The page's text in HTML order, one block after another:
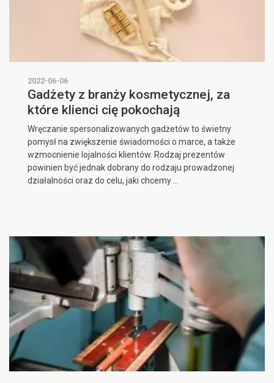
2022-06-06
Gadżety z branży kosmetycznej, za
które klienci cię pokochają
Wręczanie spersonalizowanych gadżetów to świetny
pomysł na zwiększenie świadomości o marce, a także
wzmocnienie lojalności klientów. Rodzaj prezentów
powinien być jednak dobrany do rodzaju prowadzonej
działalności oraz do celu, jaki chcemy ...